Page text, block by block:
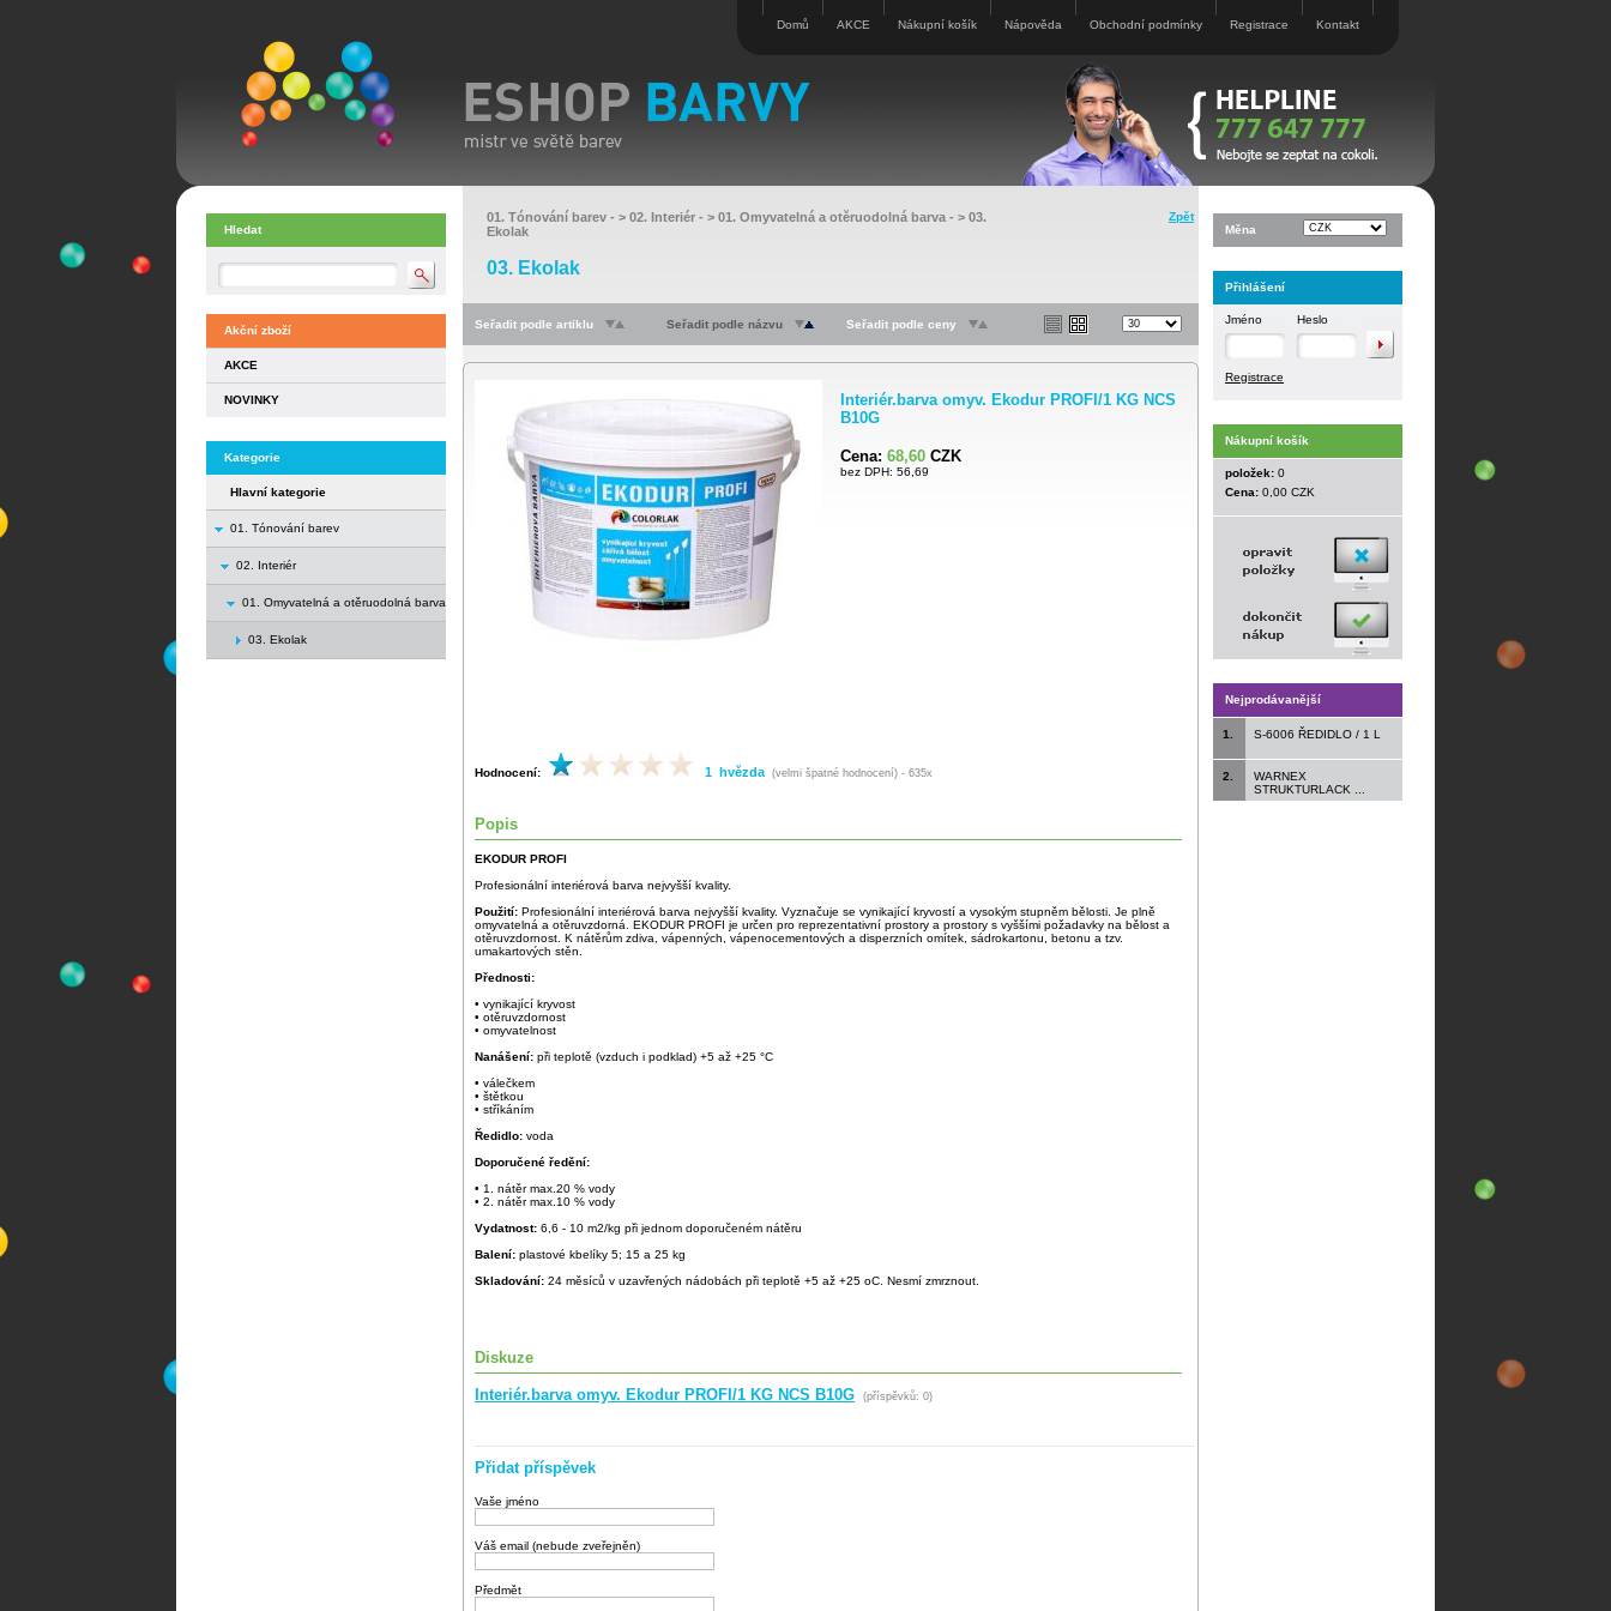
Domů AKCE Nákupní košík Nápověda Obchodní podmínky Registrace Kontakt
Hledat
Akční zboží
AKCE
NOVINKY
Kategorie
Hlavní kategorie
01. Tónování barev
02. Interiér
01. Omyvatelná a otěruodolná barva
03. Ekolak
01. Tónování barev - > 02. Interiér - > 01. Omyvatelná a otěruodolná barva - > 03.
Ekolak
Zpět
03. Ekolak
Seřadit podle artiklu Seřadit podle názvu Seřadit podle ceny
Interiér.barva omyv. Ekodur PROFI/1 KG NCS
B10G
Cena: 68,60 CZK
bez DPH: 56,69
Hodnocení: 1 hvězda (velmi špatné hodnocení) - 635x
Popis
EKODUR PROFI
Profesionální interiérová barva nejvyšší kvality.
Použití: Profesionální interiérová barva nejvyšší kvality. Vyznačuje se vynikající kryvostí a vysokým stupněm bělosti. Je plně
omyvatelná a otěruvzdorná. EKODUR PROFI je určen pro reprezentativní prostory a prostory s vyššími požadavky na bělost a
otěruvzdornost. K nátěrům zdiva, vápenných, vápenocementových a disperzních omítek, sádrokartonu, betonu a tzv.
umakartových stěn.
Přednosti:
• vynikající kryvost
• otěruvzdornost
• omyvatelnost
Nanášení: při teplotě (vzduch i podklad) +5 až +25 °C
• válečkem
• štětkou
• stříkáním
Ředidlo: voda
Doporučené ředění:
• 1. nátěr max.20 % vody
• 2. nátěr max.10 % vody
Vydatnost: 6,6 - 10 m2/kg při jednom doporučeném nátěru
Balení: plastové kbelíky 5; 15 a 25 kg
Skladování: 24 měsíců v uzavřených nádobách při teplotě +5 až +25 oC. Nesmí zmrznout.
Diskuze
Interiér.barva omyv. Ekodur PROFI/1 KG NCS B10G (příspěvků: 0)
Přidat příspěvek
Vaše jméno
Váš email (nebude zveřejněn)
Předmět
Měna
Přihlášení
Jméno Heslo
Registrace
Nákupní košík
položek: 0
Cena: 0,00 CZK
Nejprodávanější
1. S-6006 ŘEDIDLO / 1 L
2.
WARNEX
STRUKTURLACK ...